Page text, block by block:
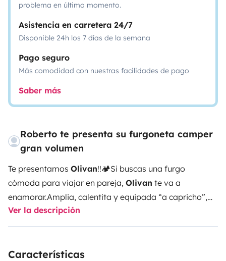
problema en último momento.
Asistencia en carretera 24/7
Disponible 24h los 7 días de la semana
Pago seguro
Más comodidad con nuestras facilidades de pago
Saber más
Roberto te presenta su furgoneta camper
gran volumen
Te presentamos Olivan!!🏕️Si buscas una furgo
cómoda para viajar en pareja, Olivan te va a
enamorar.Amplia, calentita y equipada “a capricho”,
tiene:🔋Batería de litio para una gran autonomía
Ducha caliente🚽Potty portatil para fácil limpieza♨️
fuegos a gas🌬️Nevera y congelador
Ver la descripción
Características